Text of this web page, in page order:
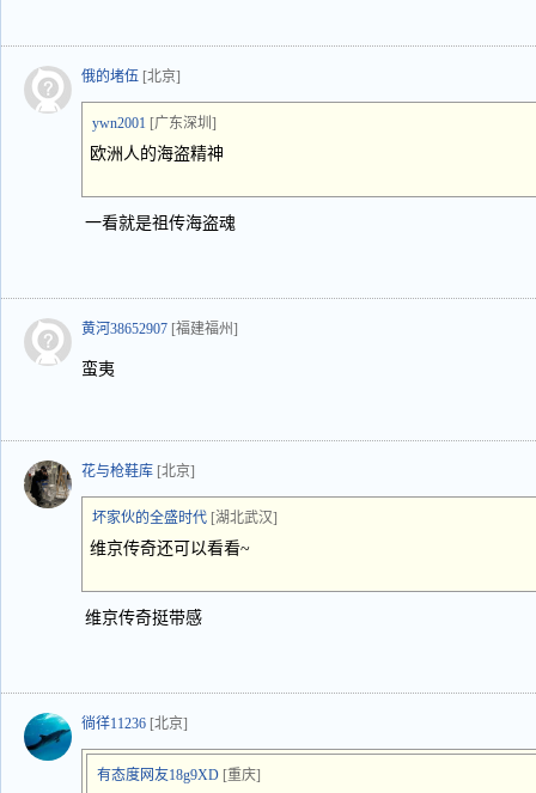
俄的堵伍 [北京]
ywn2001 [广东深圳]
欧洲人的海盗精神
一看就是祖传海盗魂
黄河38652907 [福建福州]
蛮夷
花与枪鞋库 [北京]
坏家伙的全盛时代 [湖北武汉]
维京传奇还可以看看~
维京传奇挺带感
徜徉11236 [北京]
有态度网友18g9XD [重庆]